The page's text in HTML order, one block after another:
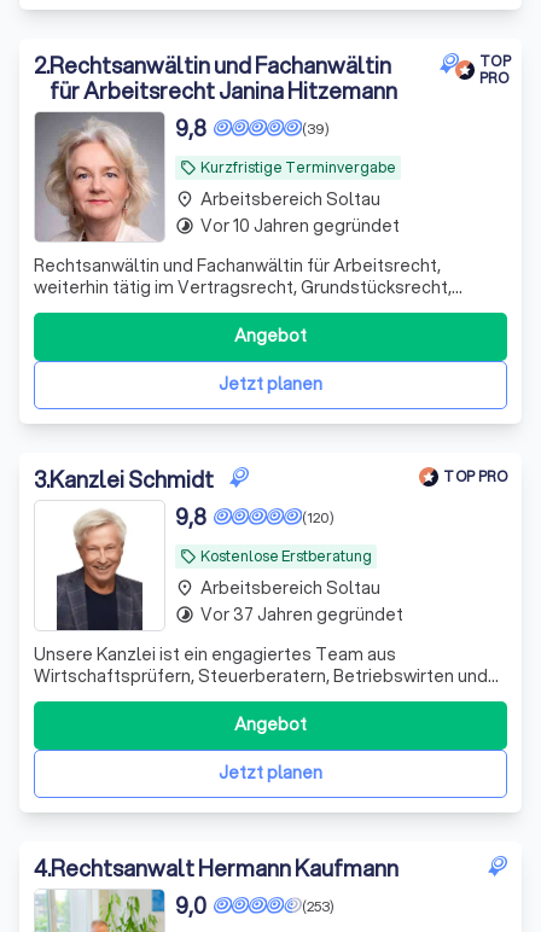
2.Rechtsanwältin und Fachanwältin
für Arbeitsrecht Janina Hitzemann
TOP
PRO
local_offer Kurzfristige Terminvergabe
(39)
9,8
Rechtsanwältin und Fachanwältin für Arbeitsrecht,
weiterhin tätig im Vertragsrecht, Grundstücksrecht,
Verkehrsrecht und Gesellschaftsrecht. Eingetragene
Testamentsvollstreckerin.
Jetzt planen
Angebot
place Arbeitsbereich Soltau
timelapse Vor 10 Jahren gegründet
3.Kanzlei Schmidt TOP PRO
local_offer Kostenlose Erstberatung
(120)
9,8
Unsere Kanzlei ist ein engagiertes Team aus
Wirtschaftsprüfern, Steuerberatern, Betriebswirten und
Fachanwälten. Seit 1995 unterstützen wir unsere
Mandanten erfolgreich in schwierigen Finanzsituationen.
Wir sehen uns nicht nur als Ansprechpartner, sondern auch
als Ratgeber und Umsetzer von Lösungen.
Jetzt planen
Angebot
place Arbeitsbereich Soltau
timelapse Vor 37 Jahren gegründet
4.Rechtsanwalt Hermann Kaufmann
(253)
9,0